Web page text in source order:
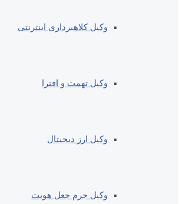
وکیل کلاهبرداری اینترنتی
وکیل تهمت و افترا
وکیل ارز دیجیتال
وکیل جرم جعل هویت